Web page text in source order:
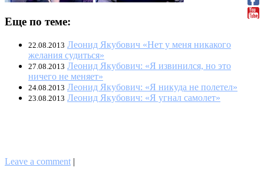
Еще по теме:
22.08.2013 Леонид Якубович «Нет у меня никакого
желания судиться»
27.08.2013 Леонид Якубович: «Я извинился, но это
ничего не меняет»
24.08.2013 Леонид Якубович: «Я никуда не полетел»
23.08.2013 Леонид Якубович: «Я угнал самолет»
Leave a comment |